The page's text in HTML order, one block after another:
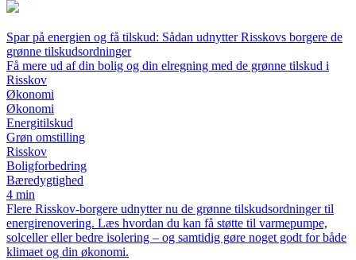
Spar på energien og få tilskud: Sådan udnytter Risskovs borgere de
grønne tilskudsordninger
Få mere ud af din bolig og din elregning med de grønne tilskud i
Risskov
Økonomi
Økonomi
Energitilskud
Grøn omstilling
Risskov
Boligforbedring
Bæredygtighed
4 min
Flere Risskov-borgere udnytter nu de grønne tilskudsordninger til
energirenovering. Læs hvordan du kan få støtte til varmepumpe,
solceller eller bedre isolering – og samtidig gøre noget godt for både
klimaet og din økonomi.